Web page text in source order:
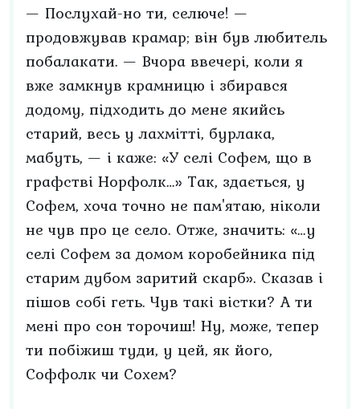
— Послухай-но ти, селюче! —
продовжував крамар; він був любитель
побалакати. — Вчора ввечері, коли я
вже замкнув крамницю і збирався
додому, підходить до мене якийсь
старий, весь у лахмітті, бурлака,
мабуть, — і каже: «У селі Софем, що в
графстві Норфолк…» Так, здається, у
Софем, хоча точно не пам'ятаю, ніколи
не чув про це село. Отже, значить: «…у
селі Софем за домом коробейника під
старим дубом заритий скарб». Сказав і
пішов собі геть. Чув такі вістки? А ти
мені про сон торочиш! Ну, може, тепер
ти побіжиш туди, у цей, як його,
Соффолк чи Сохем?